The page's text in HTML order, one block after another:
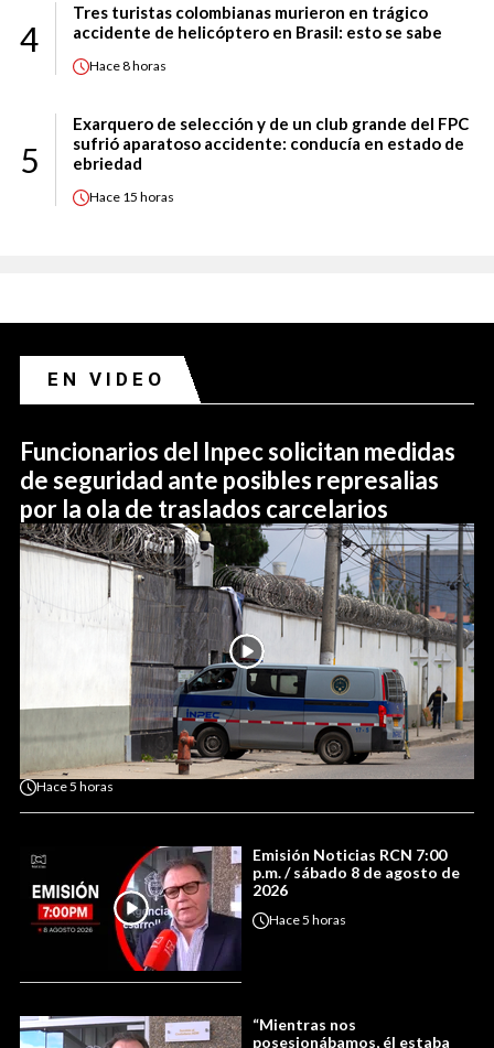
4
Tres turistas colombianas murieron en trágico
accidente de helicóptero en Brasil: esto se sabe
Hace8 horas
5
Exarquero de selección y de un club grande del FPC
sufrió aparatoso accidente: conducía en estado de
ebriedad
Hace 15 horas
EN VIDEO
Funcionarios del Inpec solicitan medidas
de seguridad ante posibles represalias
por la ola de traslados carcelarios
Hace5 horas
Emisión Noticias RCN 7:00
p.m. / sábado 8 de agosto de
2026
Hace5 horas
“Mientras nos
posesionábamos, él estaba